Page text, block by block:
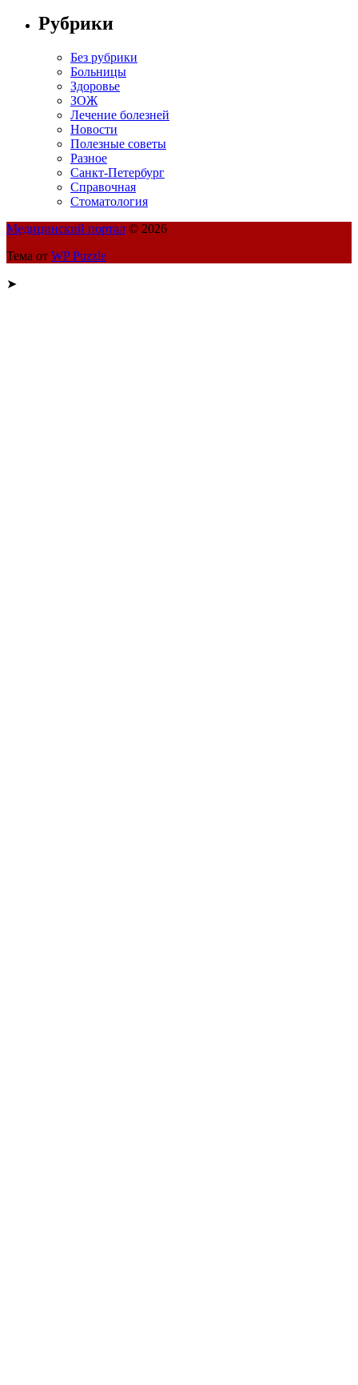
Рубрики
Без рубрики
Больницы
Здоровье
ЗОЖ
Лечение болезней
Новости
Полезные советы
Разное
Санкт-Петербург
Справочная
Стоматология
Медицинский портал © 2026
Тема от WP Puzzle
➤